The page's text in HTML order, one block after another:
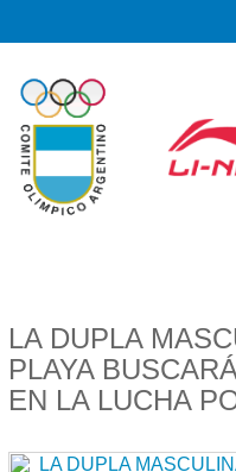
LA DUPLA
PLAYA
EN LA LUCHA